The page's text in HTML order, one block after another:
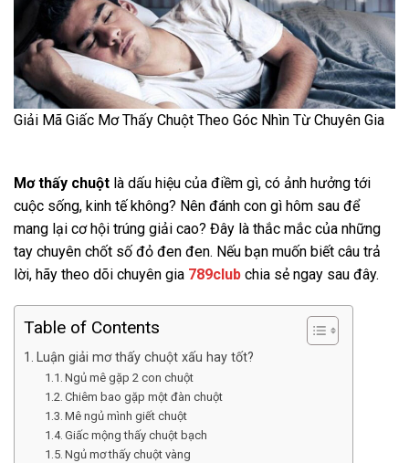
Giải Mã Giấc Mơ Thấy Chuột Theo Góc Nhìn Từ Chuyên Gia
Mơ thấy chuột là dấu hiệu của điềm gì, có ảnh hưởng tới
cuộc sống, kinh tế không? Nên đánh con gì hôm sau để
mang lại cơ hội trúng giải cao? Đây là thắc mắc của những
tay chuyên chốt số đỏ đen đen. Nếu bạn muốn biết câu trả
lời, hãy theo dõi chuyên gia 789club chia sẻ ngay sau đây.
Table of Contents
Luận giải mơ thấy chuột xấu hay tốt?
Ngủ mê gặp 2 con chuột
Chiêm bao gặp một đàn chuột
Mê ngủ mình giết chuột
Giấc mộng thấy chuột bạch
Ngủ mơ thấy chuột vàng